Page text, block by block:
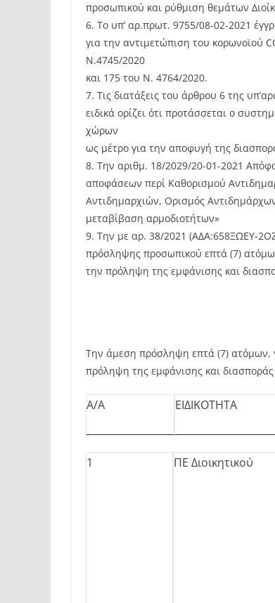
προσωπικού και ρύθμιση θεμάτων
6. Το υπ’ αρ.πρωτ. 9755/08-02-2021
για την αντιμετώπιση του κορωνοϊού
Ν.4745/2020
και 175 του N. 4764/2020.
7. Τις διατάξεις του άρθρου 6 της
ειδικά ορίζει ότι προτάσσεται ο
χώρων
ως μέτρο για την αποφυγή της
8. Την αριθμ. 18/2029/20-01-2021
αποφάσεων περί Καθορισμού
Αντιδημαρχιών, Ορισμός
μεταβίβαση αρμοδιοτήτων»
9. Την με αρ. 38/2021 (ΑΔΑ:658ΞΩΕΥ-
πρόσληψης προσωπικού επτά (7)
την πρόληψη της εμφάνισης και
Α Ν Α Κ Ο Ι Ν
Την άμεση πρόσληψη επτά (7) ατόμων,
πρόληψη της εμφάνισης και
Α/Α ΕΙΔΙΚΟΤΗΤΑ
1 ΠΕ Διοικητικού